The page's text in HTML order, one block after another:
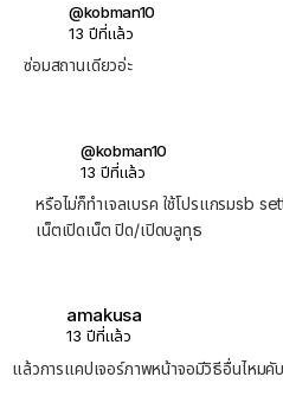
@kobman10
13 ปีที่แล้ว
ซ่อมสถานเดียวอ่ะ
@kobman10
13 ปีที่แล้ว
หรือไม่ก็ทำเจลเบรค ใช้โปรแกรมsb
เน็ตเปิดเน็ต ปิด/เปิดบลูทุธ
amakusa
13 ปีที่แล้ว
แล้วการแคปเจอร์ภาพหน้าจอมีวิธีอื่นไหมคับ